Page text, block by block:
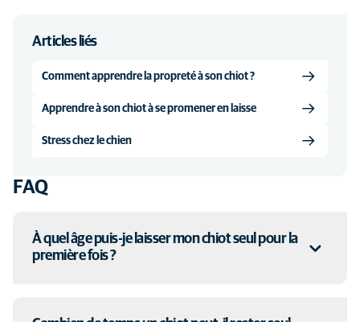
Articles liés
Comment apprendre la propreté à son chiot ?
Apprendre à son chiot à se promener en laisse
Stress chez le chien
FAQ
À quel âge puis-je laisser mon chiot seul pour la
première fois ?